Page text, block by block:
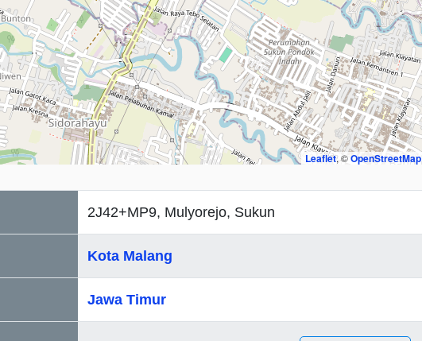
Leaflet, ©OpenStreetMap
2J42+MP9, Mulyorejo, Sukun
Kota Malang
Jawa Timur